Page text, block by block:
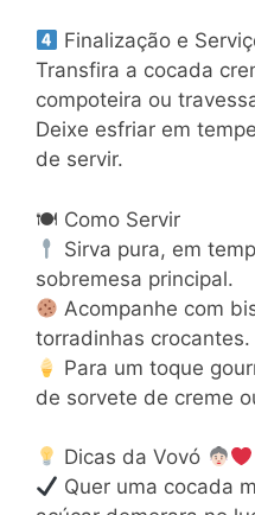
Finalização e
Transfira a cocada
compoteira ou
Deixe esfriar em
de servir.
🍽 Como Servir
Sirva pura, em
sobremesa principal.
Acompanhe com
torradinhas crocantes.
Para um toque
de sorvete de creme
Dicas da Vovó
Quer uma cocada